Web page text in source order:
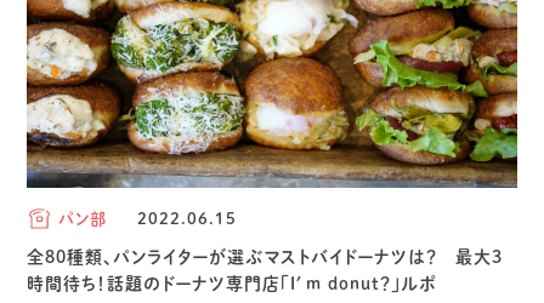
パン部 2022.06.15
全80種類、パンライターが選ぶマストバイドーナツは？ 最大3
時間待ち！話題のドーナツ専門店「I′m donut？」ルポ